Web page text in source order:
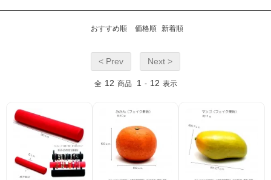
おすすめ順 価格順 新着順
< Prev Next >
全 12 商品 1 - 12 表示